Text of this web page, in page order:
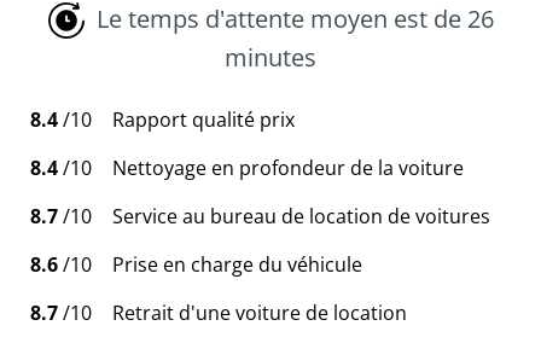
Le temps d'attente moyen est de 26
minutes
8.4/10
Rapport qualité prix
8.4/10
Nettoyage en profondeur de la voiture
8.7/10
Service au bureau de location de voitures
8.6/10
Prise en charge du véhicule
8.7/10 Retrait d'une voiture de location